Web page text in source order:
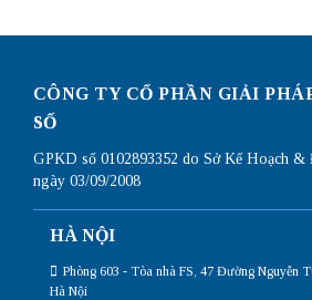
CÔNG TY CỔ PHẦN GIẢI
SỐ
GPKD số 0102893352 do Sở Kế Hoạch
ngày 03/09/2008
HÀ NỘI
Phòng 603 - Tòa nhà FS, 47 Đường Nguyễn
Hà Nội